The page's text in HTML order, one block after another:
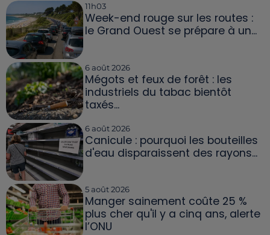
11h03
Week-end rouge sur les routes :
le Grand Ouest se prépare à un...
6 août 2026
Mégots et feux de forêt : les
industriels du tabac bientôt
taxés...
6 août 2026
Canicule : pourquoi les bouteilles
d'eau disparaissent des rayons...
5 août 2026
Manger sainement coûte 25 %
plus cher qu'il y a cinq ans, alerte
l’ONU